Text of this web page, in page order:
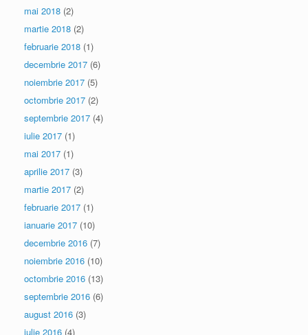
mai 2018 (2)
martie 2018 (2)
februarie 2018 (1)
decembrie 2017 (6)
noiembrie 2017 (5)
octombrie 2017 (2)
septembrie 2017 (4)
iulie 2017 (1)
mai 2017 (1)
aprilie 2017 (3)
martie 2017 (2)
februarie 2017 (1)
ianuarie 2017 (10)
decembrie 2016 (7)
noiembrie 2016 (10)
octombrie 2016 (13)
septembrie 2016 (6)
august 2016 (3)
iulie 2016 (4)